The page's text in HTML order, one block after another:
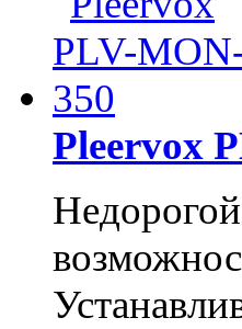
Pleervox